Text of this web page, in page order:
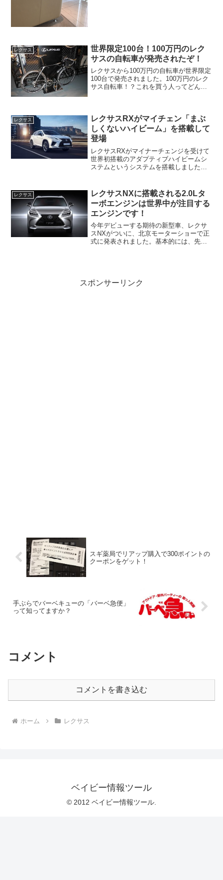
レクサス
世界限定100台！100万円のレク
サスの自転車が発売されたぞ！
レクサスから100万円の自転車が世界限定
100台で発売されました。100万円のレク
サス自転車！？これを買う人ってどんな
が、「プジョー...
レクサス
レクサスRXがマイチェン「まぶ
しくないハイビーム」を搭載して
登場
レクサスRXがマイナーチェンジを受けて
世界初搭載のアダプティブハイビームシ
ステムというシステムを搭載しました。
レクサス
レクサスNXに搭載される2.0Lタ
ーボエンジンは世界中が注目する
エンジンです！
今年デビューする期待の新型車、レクサ
スNXがついに、北京モーターショーで正
式に発表されました。基本的には、先に
スポンサーリンク
スギ薬局でリアップ購入で300ポイントの
クーポンをゲット！
手ぶらでバーベキューの「バーベ急便」
って知ってますか？
コメント
コメントを書き込む
ホーム レクサス
ベイビー情報ツール
© 2012 ベイビー情報ツール.